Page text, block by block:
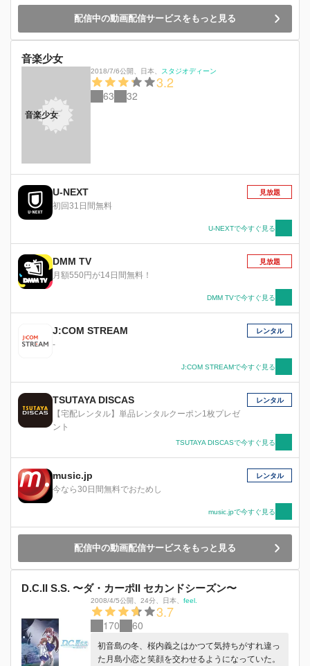
配信中の動画配信サービスをもっと見る
音楽少女
音楽少女
2018/7/6公開 日本 スタジオディーン
3.2
63 32
U-NEXT
初回31日間無料
見放題
U-NEXTで今すぐ見る
DMM TV
月額550円が14日間無料！
見放題
DMM TVで今すぐ見る
J:COM STREAM
-
レンタル
J:COM STREAMで今すぐ見る
TSUTAYA DISCAS
【宅配レンタル】単品レンタルクーポン1枚プレゼ
ント
レンタル
TSUTAYA DISCASで今すぐ見る
music.jp
今なら30日間無料でおためし
レンタル
music.jpで今すぐ見る
配信中の動画配信サービスをもっと見る
D.C.II S.S. 〜ダ・カーポII セカンドシーズン〜
2008/4/5公開 24分 日本 feel.
3.7
170 60
初音島の冬、桜内義之はかつて気持ちがすれ違っ
た月島小恋と笑顔を交わせるようになっていた。